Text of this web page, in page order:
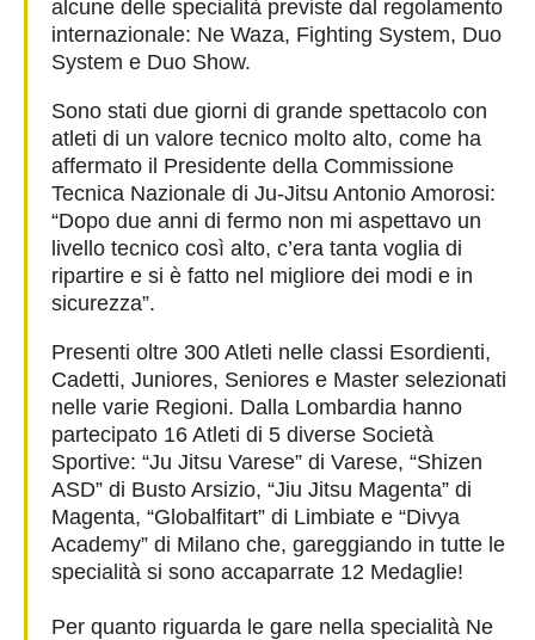
alcune delle specialità previste dal regolamento
internazionale: Ne Waza, Fighting System, Duo
System e Duo Show.
Sono stati due giorni di grande spettacolo con
atleti di un valore tecnico molto alto, come ha
affermato il Presidente della Commissione
Tecnica Nazionale di Ju-Jitsu Antonio Amorosi:
“Dopo due anni di fermo non mi aspettavo un
livello tecnico così alto, c’era tanta voglia di
ripartire e si è fatto nel migliore dei modi e in
sicurezza”.
Presenti oltre 300 Atleti nelle classi Esordienti,
Cadetti, Juniores, Seniores e Master selezionati
nelle varie Regioni. Dalla Lombardia hanno
partecipato 16 Atleti di 5 diverse Società
Sportive: “Ju Jitsu Varese” di Varese, “Shizen
ASD” di Busto Arsizio, “Jiu Jitsu Magenta” di
Magenta, “Globalfitart” di Limbiate e “Divya
Academy” di Milano che, gareggiando in tutte le
specialità si sono accaparrate 12 Medaglie!
Per quanto riguarda le gare nella specialità Ne